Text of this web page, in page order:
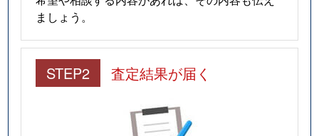
ましょう。
STEP2 査定結果が届く